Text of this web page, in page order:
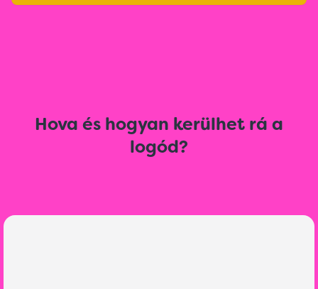
Hova és hogyan kerülhet rá a
logód?